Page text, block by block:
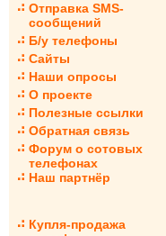
Отправка SMS-
сообщений
Б/у телефоны
Сайты
Наши опросы
О проекте
Полезные ссылки
Обратная связь
Форум о сотовых
телефонах
Наш партнёр
Купля-продажа